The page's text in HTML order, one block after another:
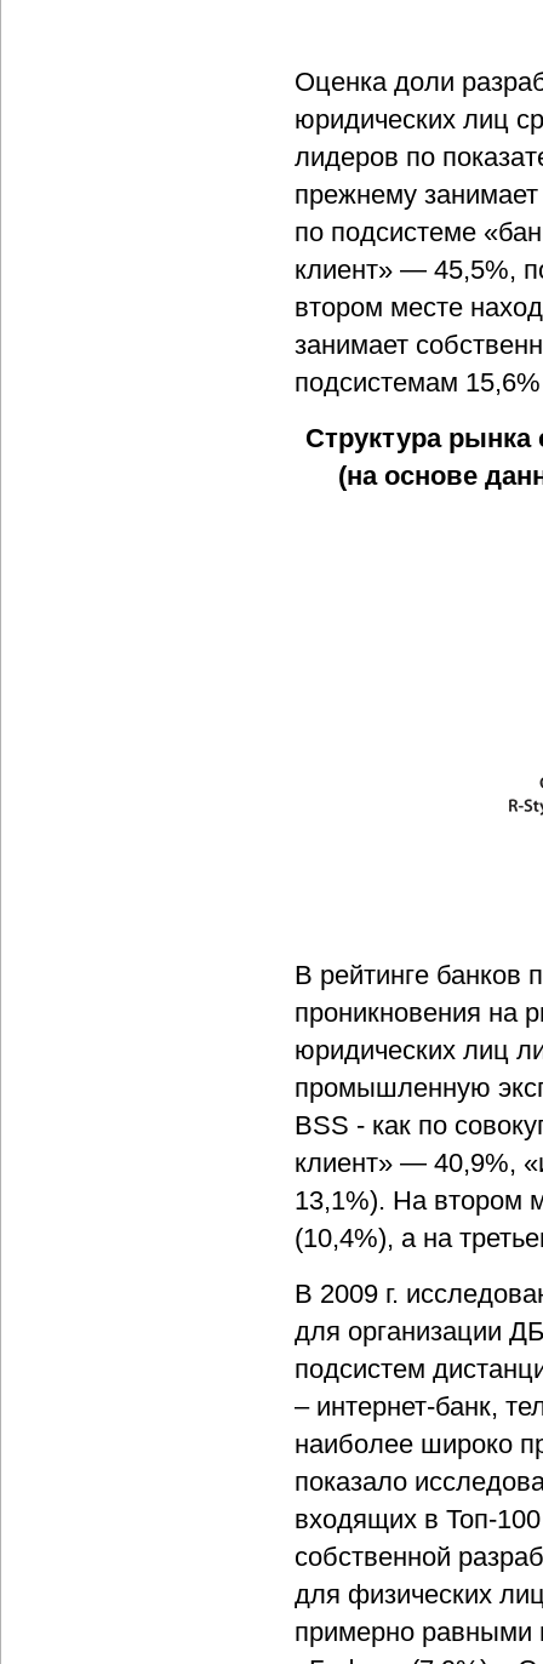
Оценка доли
юридических лиц
лидеров по
прежнему
по подсистеме
клиент» — 45,5%,
втором месте
занимает
подсистемам
Структура
(на основе
В рейтинге банков
проникновения на
юридических лиц
промышленную
BSS - как по
клиент» — 40,9%,
13,1%). На втором
(10,4%), а на
В 2009 г.
для организации
подсистем
– интернет-банк,
наиболее широко
показало
входящих в Топ-
собственной
для физических
примерно равными